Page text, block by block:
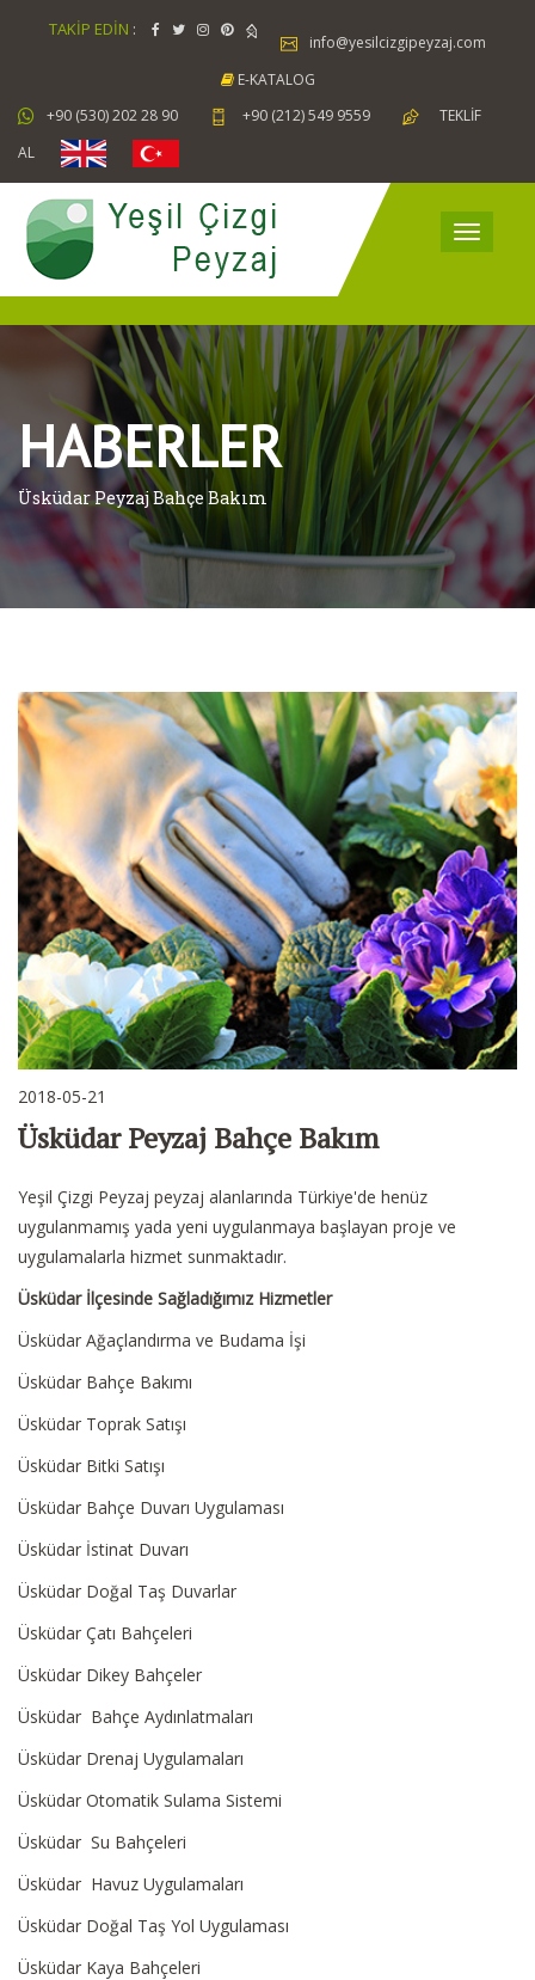
TAKİP EDİN :
info@yesilcizgipeyzaj.com
E-KATALOG
+90 (530) 202 28 90
+90 (212) 549 9559
TEKLİF
AL
HABERLER
Üsküdar Peyzaj Bahçe Bakım
2018-05-21
Üsküdar Peyzaj Bahçe Bakım
Yeşil Çizgi Peyzaj peyzaj alanlarında Türkiye'de henüz
uygulanmamış yada yeni uygulanmaya başlayan proje ve
uygulamalarla hizmet sunmaktadır.
Üsküdar İlçesinde Sağladığımız Hizmetler
Üsküdar Ağaçlandırma ve Budama İşi
Üsküdar Bahçe Bakımı
Üsküdar Toprak Satışı
Üsküdar Bitki Satışı
Üsküdar Bahçe Duvarı Uygulaması
Üsküdar İstinat Duvarı
Üsküdar Doğal Taş Duvarlar
Üsküdar Çatı Bahçeleri
Üsküdar Dikey Bahçeler
Üsküdar Bahçe Aydınlatmaları
Üsküdar Drenaj Uygulamaları
Üsküdar Otomatik Sulama Sistemi
Üsküdar Su Bahçeleri
Üsküdar Havuz Uygulamaları
Üsküdar Doğal Taş Yol Uygulaması
Üsküdar Kaya Bahçeleri